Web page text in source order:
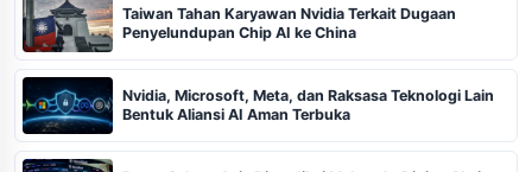
Taiwan Tahan Karyawan Nvidia Terkait Dugaan
Penyelundupan Chip AI ke China
Nvidia, Microsoft, Meta, dan Raksasa Teknologi Lain
Bentuk Aliansi AI Aman Terbuka